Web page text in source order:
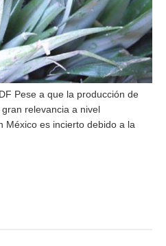
Pese a que la producción de
relevancia a nivel
México es incierto debido a la